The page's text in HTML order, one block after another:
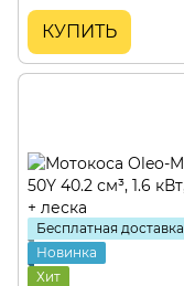
КУПИТЬ
Бесплатная доставка
Новинка
Хит